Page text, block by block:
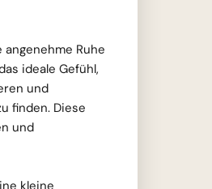
Ruhe
ideale Gefühl,
und
finden. Diese
und
kleine